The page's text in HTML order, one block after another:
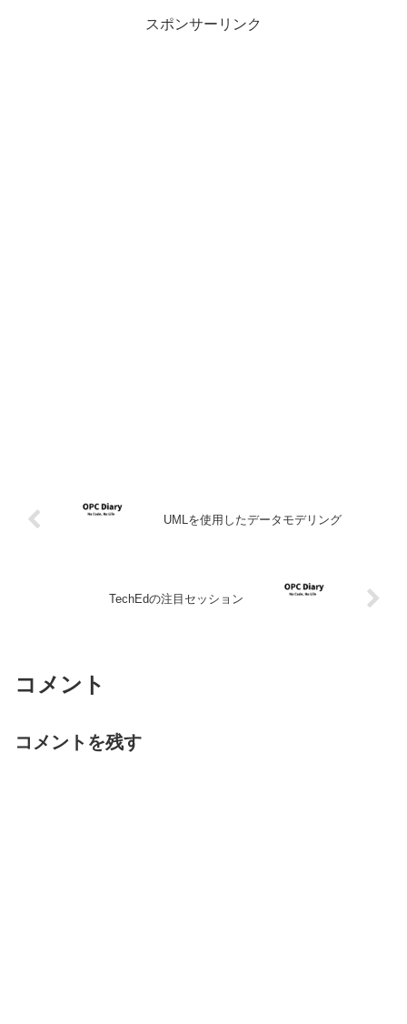
スポンサーリンク
UMLを使用したデータモデリング
TechEdの注目セッション
コメント
コメントを残す